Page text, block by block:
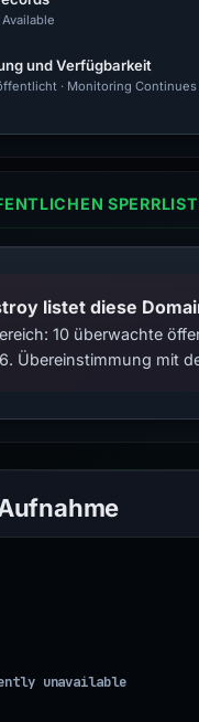
und Verfügbarkeit
· Monitoring Continues
listet diese
10 überwachte
Übereinstimmung mit